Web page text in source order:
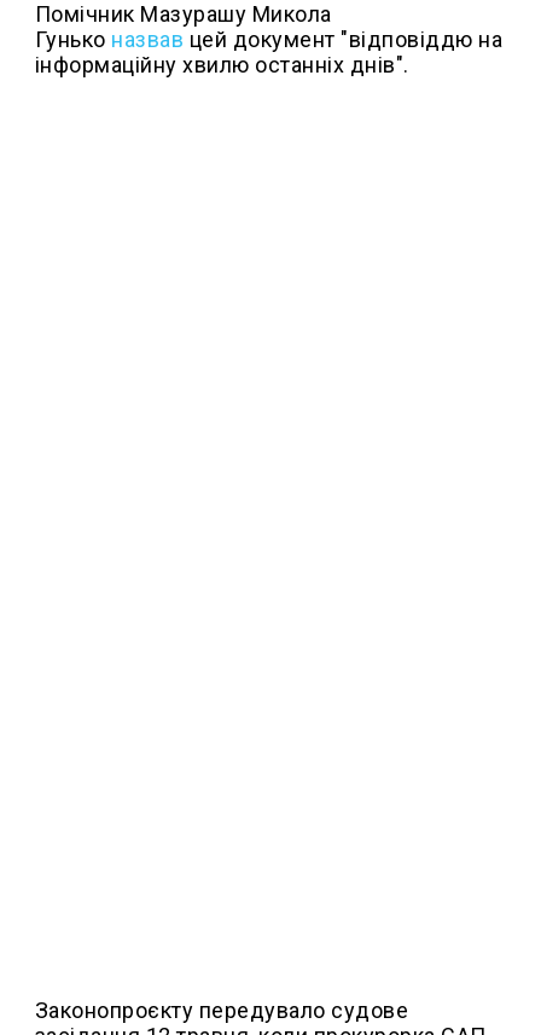
Помічник Мазурашу Микола
Гунько назвав цей документ "відповіддю на
інформаційну хвилю останніх днів".
Законопроєкту передувало судове